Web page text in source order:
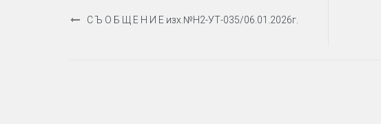
С Ъ О Б Щ Е Н И Е изх.№Н2-УТ-035/06.01.2026г.